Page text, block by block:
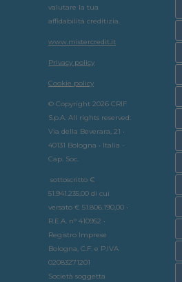
valutare la tua
affidabilità creditizia.
www.mistercredit.it
Privacy policy
Cookie policy
© Copyright 2026 CRIF
S.p.A. All rights reserved:
Via della Beverara, 21 •
40131 Bologna • Italia -
Cap. Soc.
sottoscritto €
51.941.235,00 di cui
versato € 51.806.190,00 •
R.E.A. n° 410952 •
Registro Imprese
Bologna, C.F. e P.IVA
02083271201
Società soggetta